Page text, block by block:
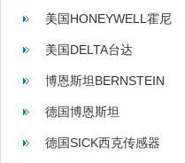
赛
美国HONEYWELL霍尼
韦尔
美国DELTA台达
博恩斯坦BERNSTEIN
德国博恩斯坦
BERNSTEIN
德国SICK西克传感器